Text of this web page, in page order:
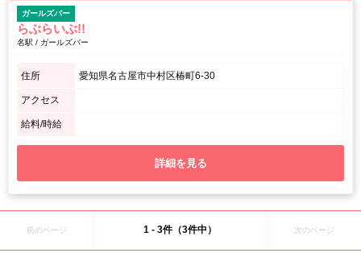
ガールズバー
らぶらいぶ!!
名駅 / ガールズバー
住所 愛知県名古屋市中村区椿町6-30
アクセス
給料/時給
詳細を見る
前のページ 1 - 3件（3件中） 次のページ